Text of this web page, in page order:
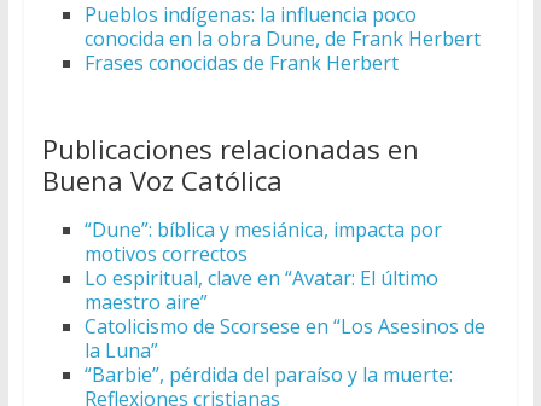
Pueblos indígenas: la influencia poco
conocida en la obra Dune, de Frank Herbert
Frases conocidas de Frank Herbert
Publicaciones relacionadas en
Buena Voz Católica
“Dune”: bíblica y mesiánica, impacta por
motivos correctos
Lo espiritual, clave en “Avatar: El último
maestro aire”
Catolicismo de Scorsese en “Los Asesinos de
la Luna”
“Barbie”, pérdida del paraíso y la muerte:
Reflexiones cristianas